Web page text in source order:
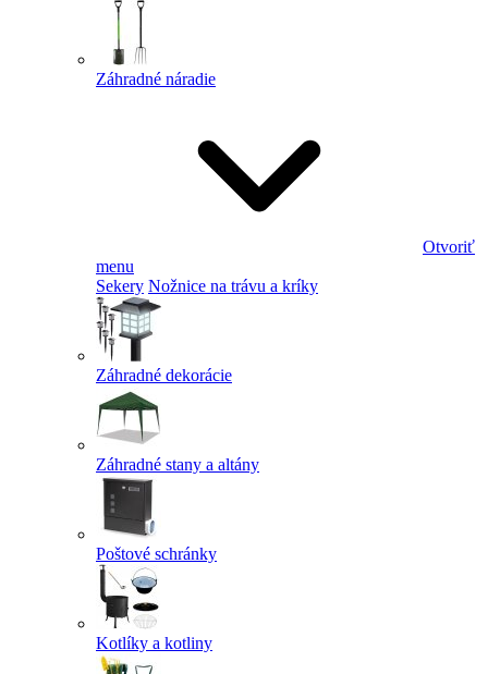
Záhradné náradie
Otvoriť
menu
Sekery Nožnice na trávu a kríky
Záhradné dekorácie
Záhradné stany a altány
Poštové schránky
Kotlíky a kotliny